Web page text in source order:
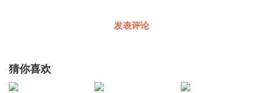
发表评论
猜你喜欢